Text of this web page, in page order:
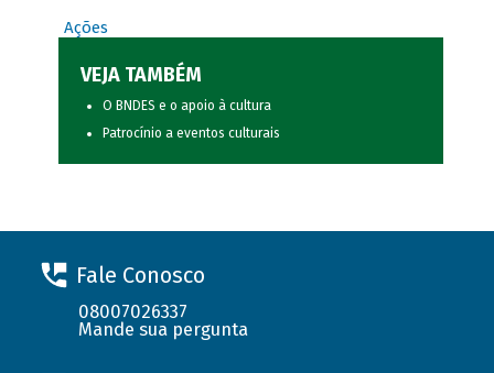
Ações
VEJA TAMBÉM
O BNDES e o apoio à cultura
Patrocínio a eventos culturais
Fale Conosco
08007026337
Mande sua pergunta